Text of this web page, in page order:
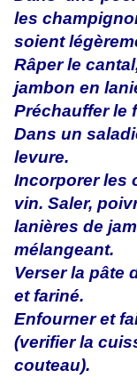
les
soient
Râper le
jambon en
Préchauffer le
Dans un
levure.
Incorporer les
vin. Saler,
lanières de
mélangeant.
Verser la pâte
et fariné.
Enfourner et
(verifier la
couteau).